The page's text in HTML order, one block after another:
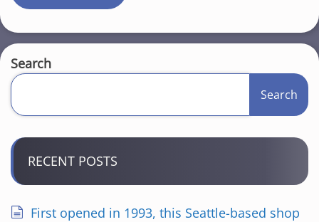
Search
Search
RECENT POSTS
First opened in 1993, this Seattle-based shop